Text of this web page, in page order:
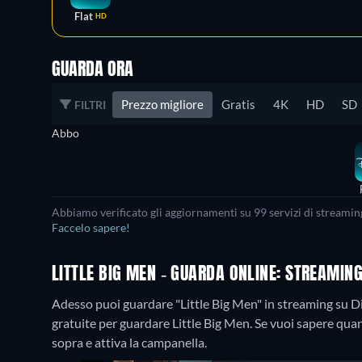
Flat HD
GUARDA ORA
FILTRI Prezzo migliore Gratis 4K HD SD
Abbo
Abbiamo verificato gli aggiornamenti su 99 servizi di
Faccelo sapere!
LITTLE BIG MEN - GUARDA ONLINE:
Adesso puoi guardare "Little Big Men" in streaming su
gratuite per guardare Little Big Men. Se vuoi sapere
sopra e attiva la campanella.